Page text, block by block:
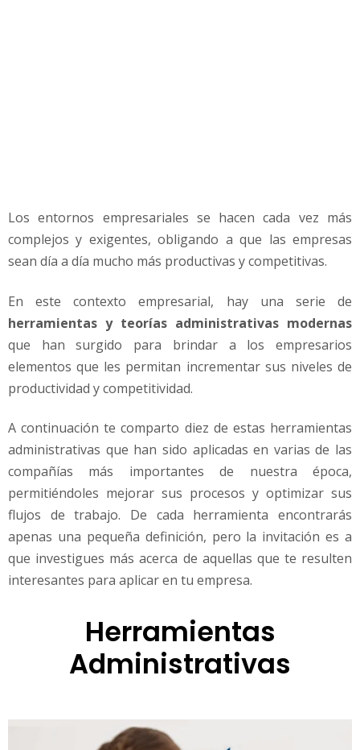
d
e
r
a
Los entornos empresariales se hacen cada vez más
complejos y exigentes, obligando a que las empresas
sean día a día mucho más productivas y competitivas.
En este contexto empresarial, hay una serie de
herramientas y teorías administrativas modernas
que han surgido para brindar a los empresarios
elementos que les permitan incrementar sus niveles de
productividad y competitividad.
A continuación te comparto diez de estas herramientas
administrativas que han sido aplicadas en varias de las
compañías más importantes de nuestra época,
permitiéndoles mejorar sus procesos y optimizar sus
flujos de trabajo. De cada herramienta encontrarás
apenas una pequeña definición, pero la invitación es a
que investigues más acerca de aquellas que te resulten
interesantes para aplicar en tu empresa.
Herramientas
Administrativas